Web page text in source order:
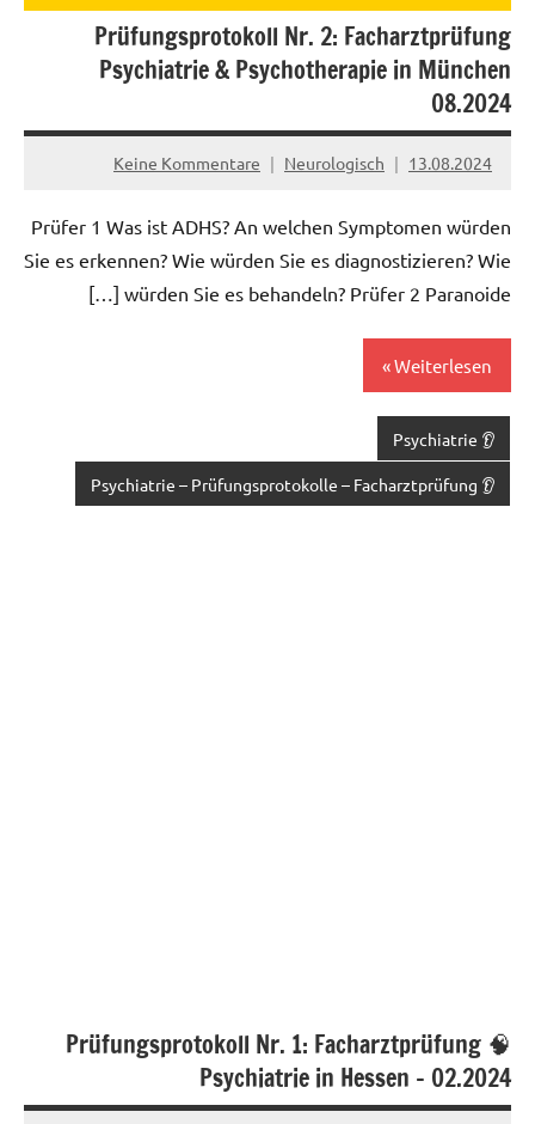
Prüfungsprotokoll Nr. 2: Facharztprüfung
Psychiatrie & Psychotherapie in München
08.2024
13.08.2024
Neurologisch
Keine Kommentare
Prüfer 1 Was ist ADHS? An welchen Symptomen würden
Sie es erkennen? Wie würden Sie es diagnostizieren? Wie
würden Sie es behandeln? Prüfer 2 Paranoide […]
Weiterlesen
👂 Psychiatrie
👂 Psychiatrie – Prüfungsprotokolle – Facharztprüfung
🧠 Prüfungsprotokoll Nr. 1: Facharztprüfung
Psychiatrie in Hessen – 02.2024